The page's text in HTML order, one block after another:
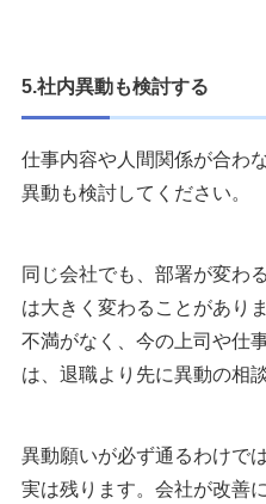
5.社内異動も検討する
仕事内容や人間関係が合わ
異動も検討してください。
同じ会社でも、部署が変わ
は大きく変わることがあり
不満がなく、今の上司や仕
は、退職より先に異動の相
異動願いが必ず通るわけで
実は残ります。会社が改善